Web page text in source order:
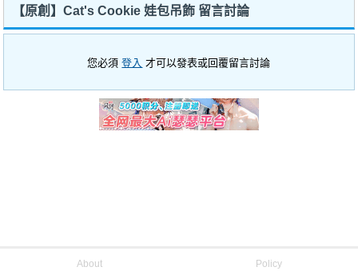
【原創】Cat's Cookie 娃包吊飾 留言討論
您必須登入 才可以發表或回覆留言討論
About Policy